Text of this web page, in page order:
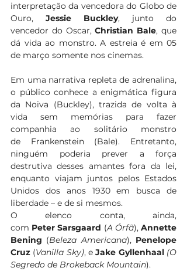
interpretação da vencedora do Globo de
Ouro, Jessie Buckley, junto do
vencedor do Oscar, Christian Bale, que
dá vida ao monstro. A estreia é em 05
de março somente nos cinemas.
Em uma narrativa repleta de adrenalina,
o público conhece a enigmática figura
da Noiva (Buckley), trazida de volta à
vida sem memórias para fazer
companhia ao solitário monstro
de Frankenstein (Bale). Entretanto,
ninguém poderia prever a força
destrutiva desses amantes fora da lei,
enquanto viajam juntos pelos Estados
Unidos dos anos 1930 em busca de
liberdade – e de si mesmos.
O elenco conta, ainda,
com Peter Sarsgaard (A Órfã), Annette
Bening (Beleza Americana), Penelope
Cruz (Vanilla Sky), e Jake Gyllenhaal (O
Segredo de Brokeback Mountain).